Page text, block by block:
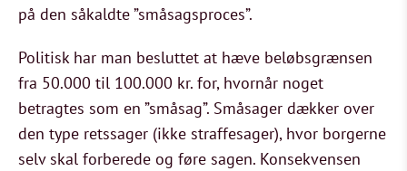
på den såkaldte ”småsagsproces”.
Politisk har man besluttet at hæve beløbsgrænsen
fra 50.000 til 100.000 kr. for, hvornår noget
betragtes som en ”småsag”. Småsager dækker over
den type retssager (ikke straffesager), hvor borgerne
selv skal forberede og føre sagen. Konsekvensen